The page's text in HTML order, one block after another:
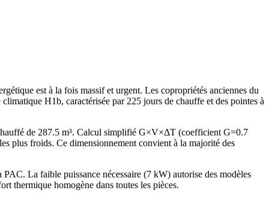
est à la fois massif et urgent. Les copropriétés anciennes du
H1b, caractérisée par 225 jours de chauffe et des pointes à
de 287.5 m³. Calcul simplifié G×V×ΔT (coefficient G=0.7
plus froids. Ce dimensionnement convient à la majorité des
La faible puissance nécessaire (7 kW) autorise des modèles
thermique homogène dans toutes les pièces.